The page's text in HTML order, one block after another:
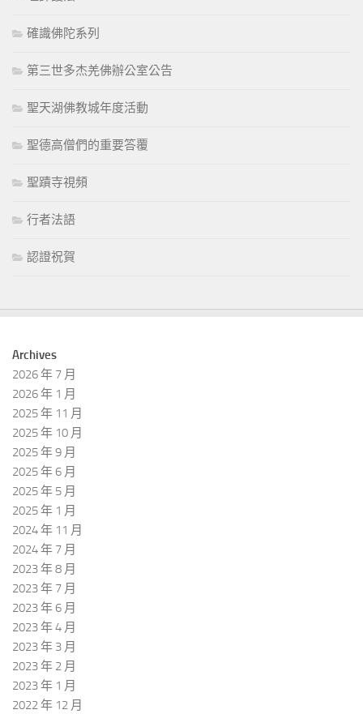
確識佛陀系列
第三世多杰羌佛辦公室公告
聖天湖佛教城年度活動
聖德高僧們的重要答覆
聖蹟寺視頻
行者法語
認證祝賀
Archives
2026 年 7 月
2026 年 1 月
2025 年 11 月
2025 年 10 月
2025 年 9 月
2025 年 6 月
2025 年 5 月
2025 年 1 月
2024 年 11 月
2024 年 7 月
2023 年 8 月
2023 年 7 月
2023 年 6 月
2023 年 4 月
2023 年 3 月
2023 年 2 月
2023 年 1 月
2022 年 12 月